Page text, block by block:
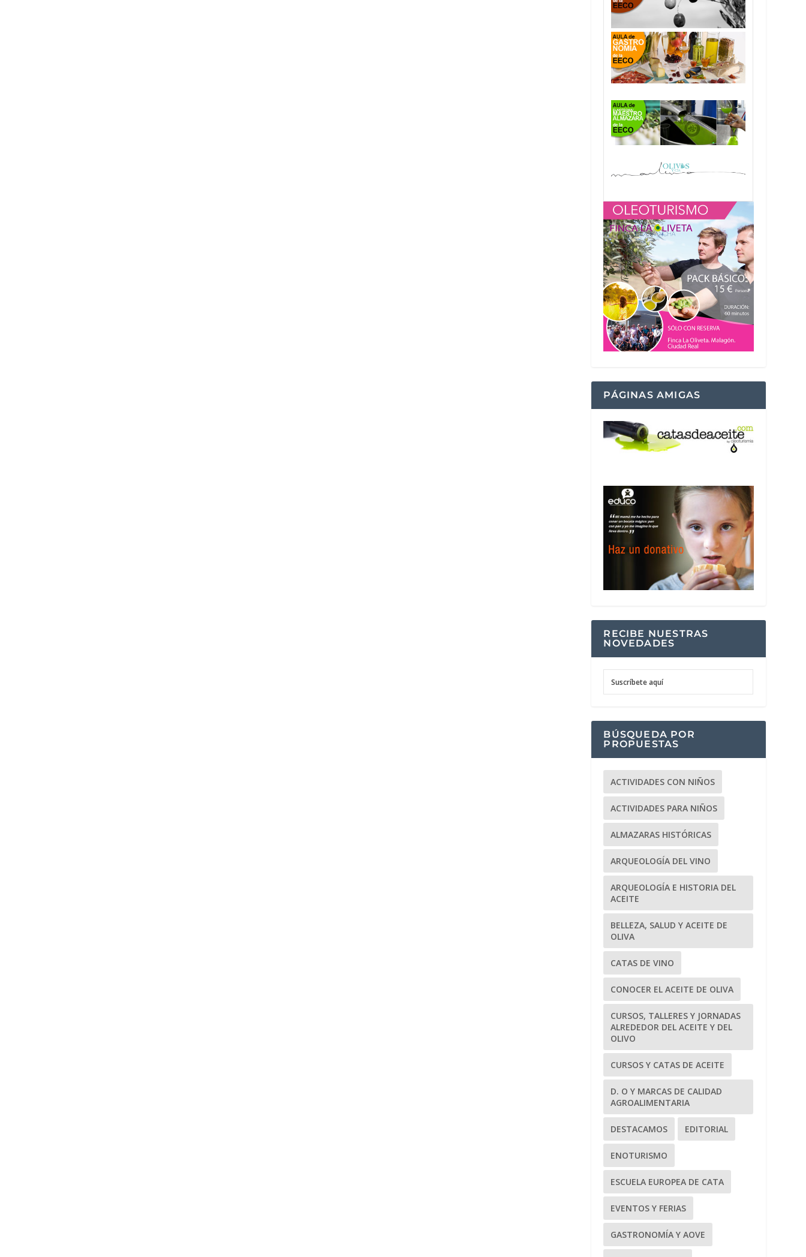
PÁGINAS AMIGAS
RECIBE NUESTRAS
NOVEDADES
Suscríbete aquí
BÚSQUEDA POR
PROPUESTAS
ACTIVIDADES CON NIÑOS
ACTIVIDADES PARA NIÑOS
ALMAZARAS HISTÓRICAS
ARQUEOLOGÍA DEL VINO
ARQUEOLOGÍA E HISTORIA DEL
ACEITE
BELLEZA, SALUD Y ACEITE DE
OLIVA
CATAS DE VINO
CONOCER EL ACEITE DE OLIVA
CURSOS, TALLERES Y JORNADAS
ALREDEDOR DEL ACEITE Y DEL
OLIVO
CURSOS Y CATAS DE ACEITE
D. O Y MARCAS DE CALIDAD
AGROALIMENTARIA
DESTACAMOS EDITORIAL
ENOTURISMO
ESCUELA EUROPEA DE CATA
EVENTOS Y FERIAS
GASTRONOMÍA Y AOVE